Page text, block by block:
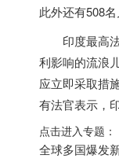
此外还有508名
印度最高
利影响的流浪
应立即采取措
有法官表示，
点击进入专题：
全球多国爆发